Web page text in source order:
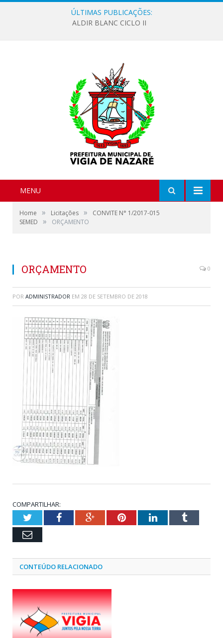
ÚLTIMAS PUBLICAÇÕES:
ALDIR BLANC CICLO II
MENU
Home » Licitações »
CONVITE N° 1/2017-015
SEMED
» ORÇAMENTO
ORÇAMENTO 0
POR ADMINISTRADOR EM 28 DE SETEMBRO DE 2018
COMPARTILHAR:
TwitterFacebookGoogle+PinterestLinkedInTumblr
Email
CONTEÚDO RELACIONADO